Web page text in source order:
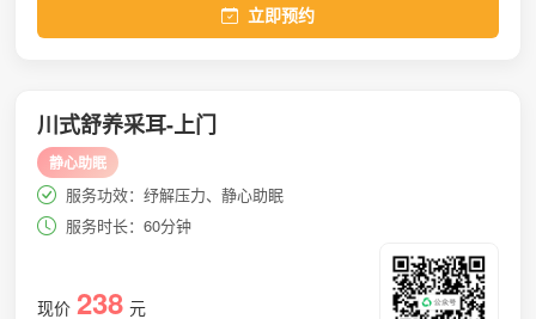
立即预约
川式舒养采耳-上门
静心助眠
服务功效：纾解压力、静心助眠
服务时长：60分钟
现价 238 元